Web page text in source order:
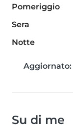
Pomeriggio
Sera
Notte
Aggiornato:
Su di me